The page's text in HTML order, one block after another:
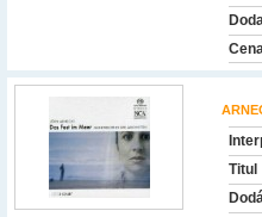
Titul